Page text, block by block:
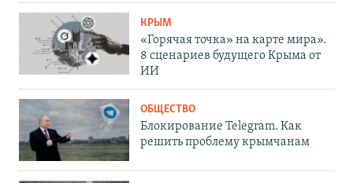
КРЫМ
«Горячая точка» на карте мира».
8 сценариев будущего Крыма от
ИИ
ОБЩЕСТВО
Блокирование Telegram. Как
решить проблему крымчанам